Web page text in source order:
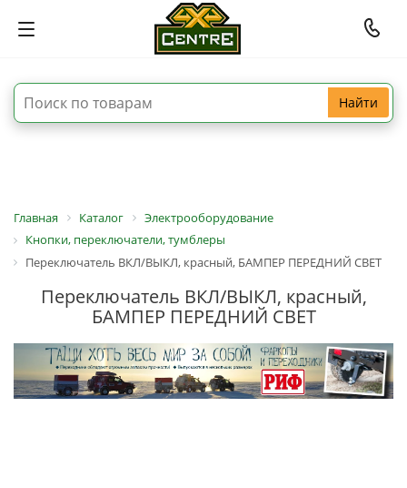
Найти
Главная Каталог
Электрооборудование
Кнопки, переключатели, тумблеры
Переключатель ВКЛ/ВЫКЛ, красный, БАМПЕР ПЕРЕДНИЙ СВЕТ
Переключатель ВКЛ/ВЫКЛ, красный,
БАМПЕР ПЕРЕДНИЙ СВЕТ